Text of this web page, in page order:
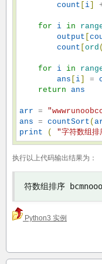
count i
for i in
output
count ord (
for i in
ans
i =
return ans
arr = "
ans = countSort (
print
( "字符数组排
执行以上代码输出结果为：
符数组排序
Python3 实例